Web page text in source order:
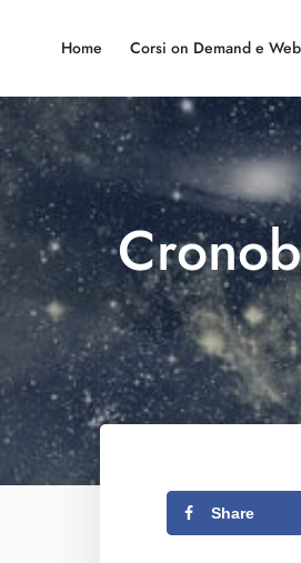
Home Corsi on Demand e
Share